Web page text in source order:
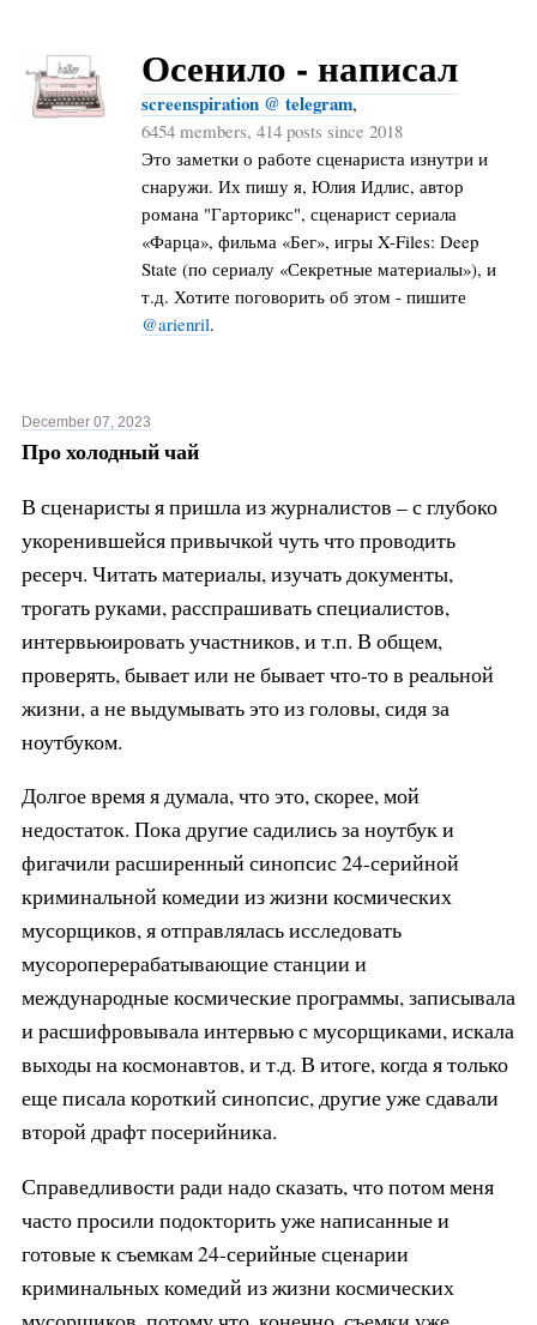
Осенило - написал
screenspiration @ telegram,
6454 members, 414 posts since 2018
Это заметки о работе сценариста изнутри и
снаружи. Их пишу я, Юлия Идлис, автор
романа "Гарторикс", сценарист сериала
«Фарца», фильма «Бег», игры X-Files: Deep
State (по сериалу «Секретные материалы»), и
т.д. Хотите поговорить об этом - пишите
@arienril.
December 07, 2023
Про холодный чай
В сценаристы я пришла из журналистов – с глубоко
укоренившейся привычкой чуть что проводить
ресерч. Читать материалы, изучать документы,
трогать руками, расспрашивать специалистов,
интервьюировать участников, и т.п. В общем,
проверять, бывает или не бывает что-то в реальной
жизни, а не выдумывать это из головы, сидя за
ноутбуком.
Долгое время я думала, что это, скорее, мой
недостаток. Пока другие садились за ноутбук и
фигачили расширенный синопсис 24-серийной
криминальной комедии из жизни космических
мусорщиков, я отправлялась исследовать
мусороперерабатывающие станции и
международные космические программы, записывала
и расшифровывала интервью с мусорщиками, искала
выходы на космонавтов, и т.д. В итоге, когда я только
еще писала короткий синопсис, другие уже сдавали
второй драфт посерийника.
Справедливости ради надо сказать, что потом меня
часто просили подокторить уже написанные и
готовые к съемкам 24-серийные сценарии
криминальных комедий из жизни космических